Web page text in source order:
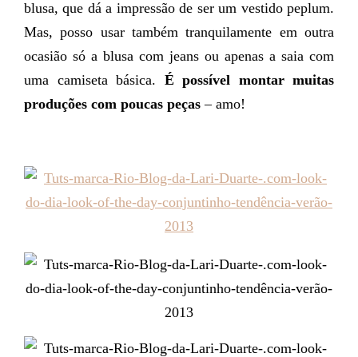
blusa, que dá a impressão de ser um vestido peplum.
Mas, posso usar também tranquilamente em outra
ocasião só a blusa com jeans ou apenas a saia com
uma camiseta básica. É possível montar muitas
produções com poucas peças – amo!